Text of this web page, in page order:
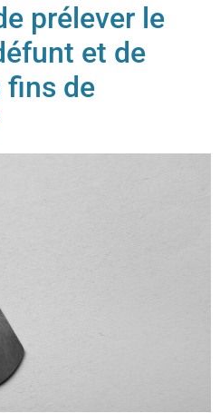
prélever le
et de
fins de